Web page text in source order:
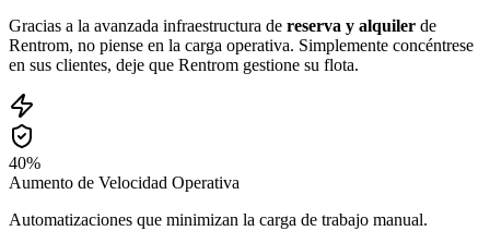
Gracias a la avanzada infraestructura de reserva y alquiler de
Rentrom, no piense en la carga operativa. Simplemente concéntrese
en sus clientes, deje que Rentrom gestione su flota.
40%
Aumento de Velocidad Operativa
Automatizaciones que minimizan la carga de trabajo manual.